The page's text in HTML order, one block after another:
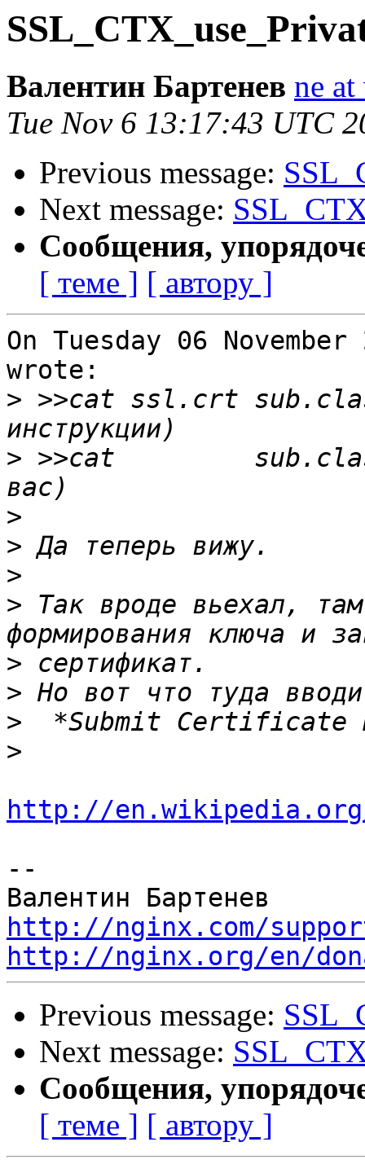
Валентин Бартенев ne
Tue Nov 6 13:17:43 UTC
Previous message:
Next message:
Сообщения,
[ теме ] [ автору ]
On Tuesday 06
wrote:
> >>cat ssl.crt
> >>cat
>
>
>
> Так вроде вьехал,
>
>
>
>
http://
--
http://nginx.com/
http://nginx.org/en/
Previous message:
Next message:
Сообщения,
[ теме ] [ автору ]